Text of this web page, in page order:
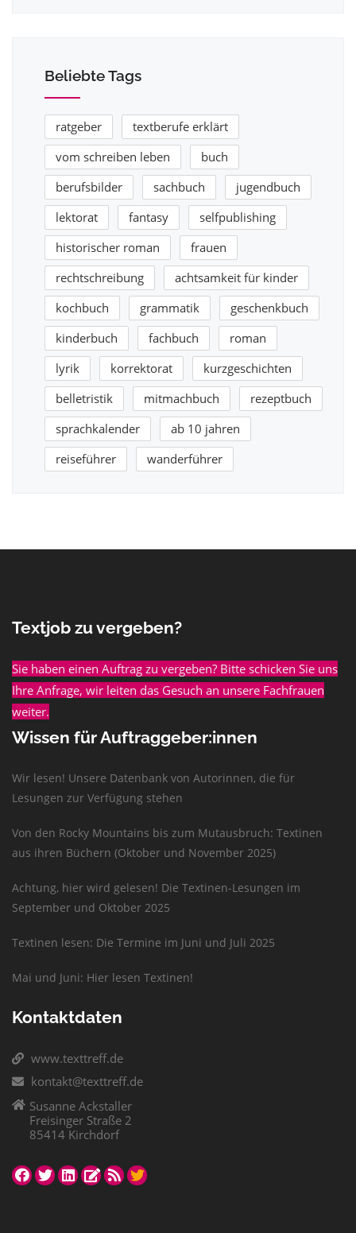
Beliebte Tags
ratgeber
textberufe erklärt
vom schreiben leben
buch
berufsbilder
sachbuch
jugendbuch
lektorat
fantasy
selfpublishing
historischer roman
frauen
rechtschreibung
achtsamkeit für kinder
kochbuch
grammatik
geschenkbuch
kinderbuch
fachbuch
roman
lyrik
korrektorat
kurzgeschichten
belletristik
mitmachbuch
rezeptbuch
sprachkalender
ab 10 jahren
reiseführer
wanderführer
Textjob zu vergeben?
Sie haben einen Auftrag zu vergeben? Bitte schicken Sie uns
Ihre Anfrage, wir leiten das Gesuch an unsere Fachfrauen
weiter.
Wissen für Auftraggeber:innen
Wir lesen! Unsere Datenbank von Autorinnen, die für
Lesungen zur Verfügung stehen
Von den Rocky Mountains bis zum Mutausbruch: Textinen
aus ihren Büchern (Oktober und November 2025)
Achtung, hier wird gelesen! Die Textinen-Lesungen im
September und Oktober 2025
Textinen lesen: Die Termine im Juni und Juli 2025
Mai und Juni: Hier lesen Textinen!
Kontaktdaten
www.texttreff.de
kontakt@texttreff.de
Susanne Ackstaller
Freisinger Straße 2
85414 Kirchdorf